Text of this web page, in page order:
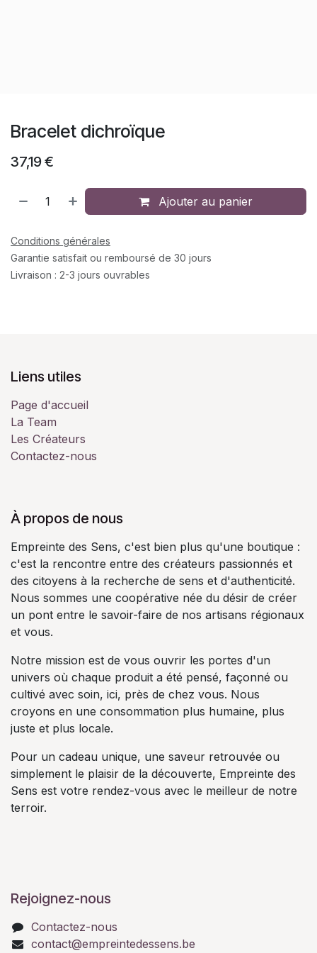
Bracelet dichroïque
37,19€
Ajouter au panier
Conditions générales
Garantie satisfait ou remboursé de 30 jours
Livraison : 2-3 jours ouvrables
Liens utiles
Page d'accueil
La Team
Les Créateurs
Contactez-nous
À propos de nous
Empreinte des Sens, c'est bien plus qu'une boutique :
c'est la rencontre entre des créateurs passionnés et
des citoyens à la recherche de sens et d'authenticité.
Nous sommes une coopérative née du désir de créer
un pont entre le savoir-faire de nos artisans régionaux
et vous.
Notre mission est de vous ouvrir les portes d'un
univers où chaque produit a été pensé, façonné ou
cultivé avec soin, ici, près de chez vous. Nous
croyons en une consommation plus humaine, plus
juste et plus locale.
Pour un cadeau unique, une saveur retrouvée ou
simplement le plaisir de la découverte, Empreinte des
Sens est votre rendez-vous avec le meilleur de notre
terroir.
Rejoignez-nous
Contactez-nous
contact@empreintedessens.be